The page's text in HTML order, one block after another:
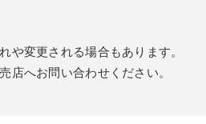
や変更される場合もあります。
店へお問い合わせください。